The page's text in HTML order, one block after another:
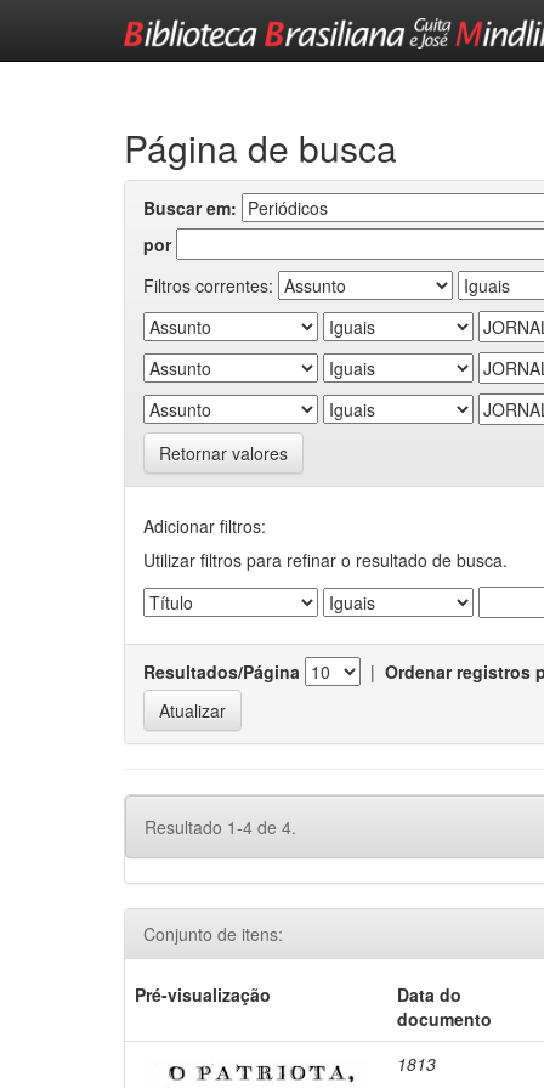
Página de busca
Buscar em:
por
Filtros correntes:
Retornar valores
Adicionar filtros:
Utilizar filtros para refinar o resultado de busca.
Resultados/Página | Ordenar registros
Resultado 1-4 de 4.
Conjunto de itens:
Pré-visualização
Data do
documento
1813